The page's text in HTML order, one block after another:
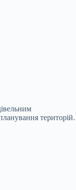
територій.